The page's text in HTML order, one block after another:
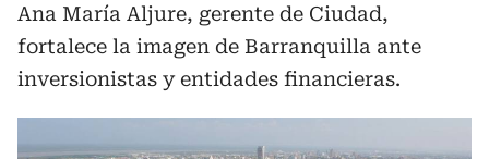
Ana María Aljure, gerente de Ciudad,
fortalece la imagen de Barranquilla ante
inversionistas y entidades financieras.